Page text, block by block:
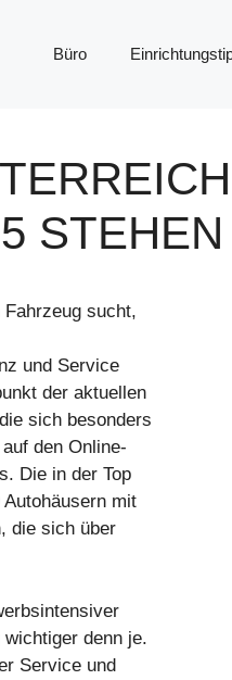
Büro
sucht,
und Service
der aktuellen
sich besonders
den Online-
Die in der Top
mit
die sich über
denn je.
Service und